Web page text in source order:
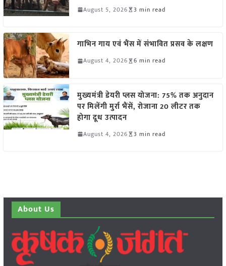
August 5, 2026 3 min read
गाभिन गाय एवं भैंस में संभावित प्रसव के लक्षण
August 4, 2026 6 min read
मुख्यमंत्री डेयरी प्लस योजना: 75% तक अनुदान
पर मिलेंगी मुर्रा भैंसें, रोजाना 20 लीटर तक
होगा दूध उत्पादन
August 4, 2026 3 min read
About Us